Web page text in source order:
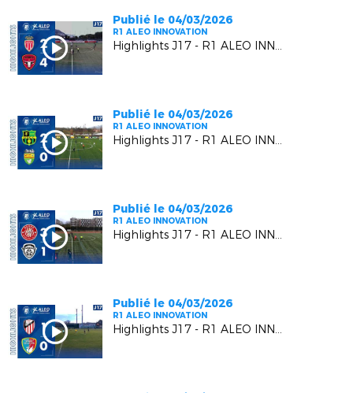
Publié le 04/03/2026
R1 ALEO INNOVATION
Highlights J17 - R1 ALEO INNOVATION | AS Monaco FC VS Six Fours Le Brusc
Publié le 04/03/2026
R1 ALEO INNOVATION
Highlights J17 - R1 ALEO INNOVATION | US Carqueiranne Crau VS US Mandelieu LN
Publié le 04/03/2026
R1 ALEO INNOVATION
Highlights J17 - R1 ALEO INNOVATION | Berre SP.C. VS F.C. Beausoleil
Publié le 04/03/2026
R1 ALEO INNOVATION
Highlights J17 - R1 ALEO INNOVATION | AC Vedène Le Pontet VS MGCB FC